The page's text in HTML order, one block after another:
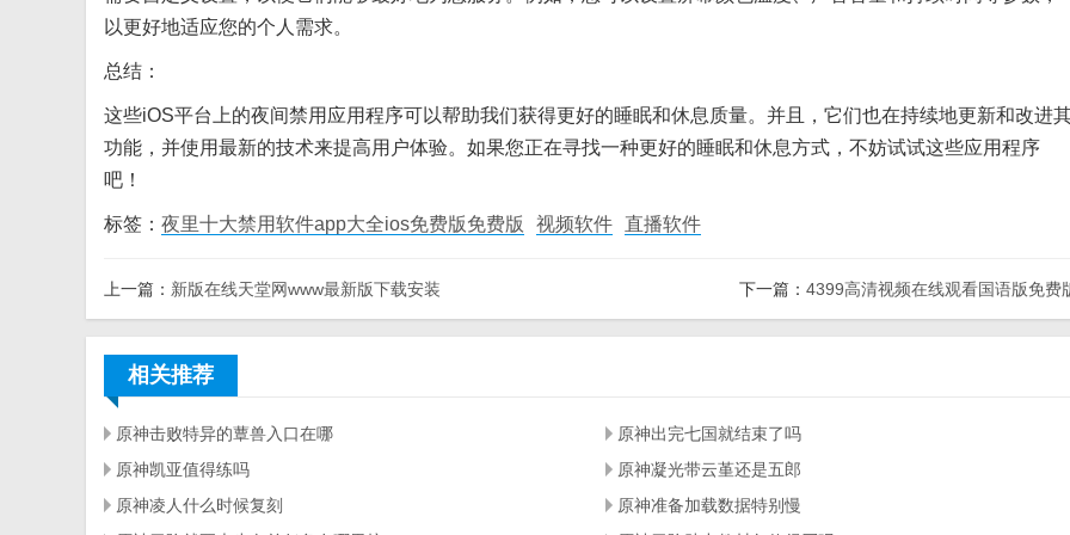
以更好地适应您的个人需求。
总结：
这些iOS平台上的夜间禁用应用程序可以帮助我们获得更好的睡眠和休息质量。并且，它们也在持续地更新和改进
功能，并使用最新的技术来提高用户体验。如果您正在寻找一种更好的睡眠和休息方式，不妨试试这些应用程序
吧！
标签： 夜里十大禁用软件app大全ios免费版免费版 视频软件 直播软件
上一篇： 新版在线天堂网www最新版下载安装 下一篇： 4399高清视频在线观看国语版免费
相关推荐
原神击败特异的蕈兽入口在哪
原神出完七国就结束了吗
原神凯亚值得练吗
原神凝光带云堇还是五郎
原神凌人什么时候复刻
原神准备加载数据特别慢